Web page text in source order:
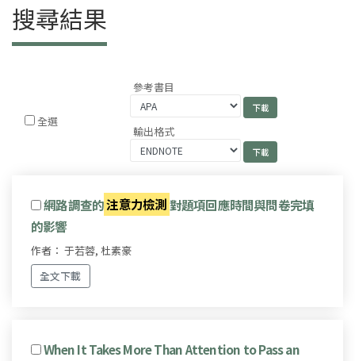
搜尋結果
全選
參考書目
輸出格式
網路調查的注意力檢測對題項回應時間與問卷完填
的影響
作者： 于若蓉, 杜素豪
全文下載
When It Takes More Than Attention to Pass an